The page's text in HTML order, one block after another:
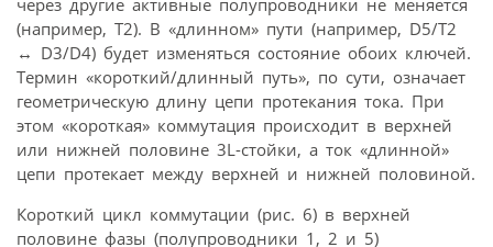
через другие активные полупровод­ники не меняется
(например, Т2). В «длинном» пути (например, D5/T2
↔ D3/D4) будет изменяться состояние обоих ключей.
Термин «короткий/длинный путь», по сути, означает
геометрическую длину цепи протекания тока. При
этом «короткая» коммутация происходит в верхней
или нижней половине 3L-стойки, а ток «длинной»
цепи протекает между верхней и нижней половиной.
Короткий цикл коммутации (рис. 6) в верхней
половине фазы (полупроводники 1, 2 и 5)